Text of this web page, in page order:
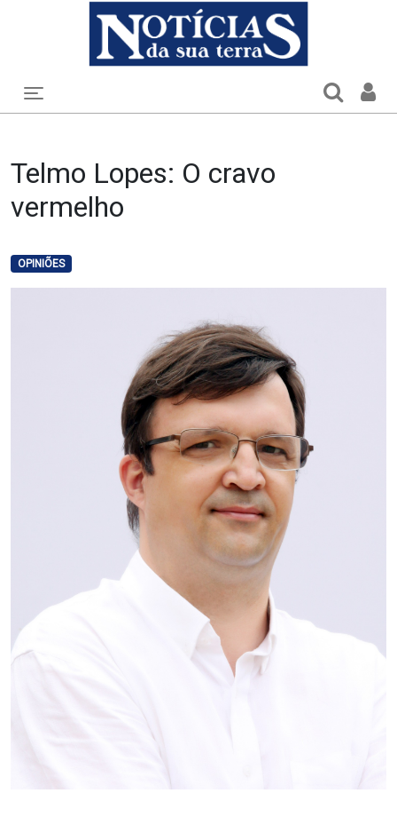
Toggle navigation
Telmo Lopes: O cravo
vermelho
OPINIÕES